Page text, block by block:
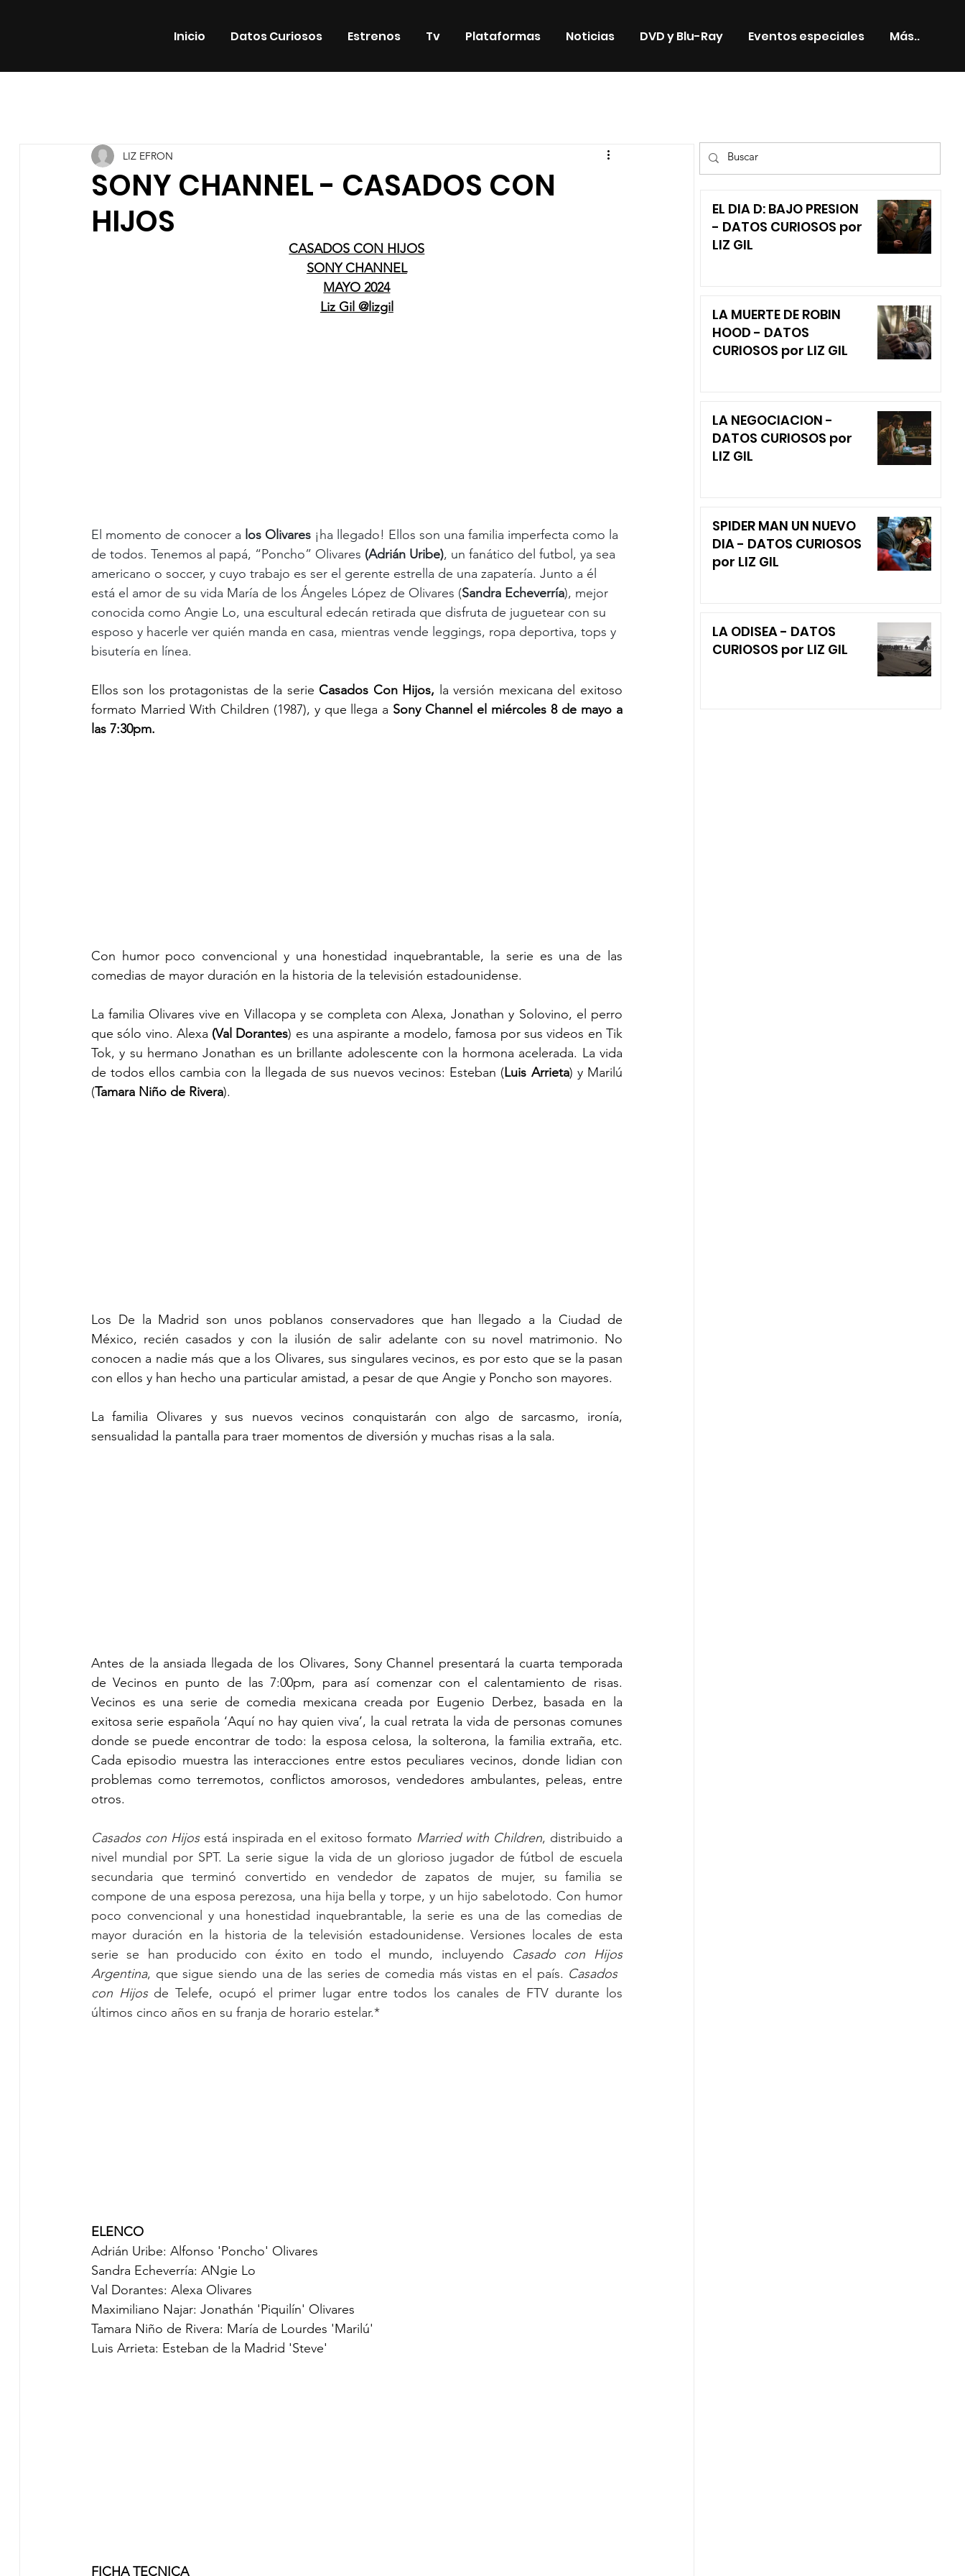
Inicio Datos Curiosos Estrenos Tv Plataformas Noticias DVD y Blu-Ray Eventos especiales Más..
Teatro Plataformas
SONY CHANNEL - CASADOS CON
HIJOS
LIZ EFRON
CASADOS CON HIJOS
SONY CHANNEL
MAYO 2024
Liz Gil @lizgil
El momento de conocer a los Olivares ¡ha llegado! Ellos son una familia imperfecta como la
de todos. Tenemos al papá, “Poncho” Olivares (Adrián Uribe), un fanático del futbol, ya sea
americano o soccer, y cuyo trabajo es ser el gerente estrella de una zapatería. Junto a él
está el amor de su vida María de los Ángeles López de Olivares (Sandra Echeverría), mejor
conocida como Angie Lo, una escultural edecán retirada que disfruta de juguetear con su
esposo y hacerle ver quién manda en casa, mientras vende leggings, ropa deportiva, tops y
bisutería en línea.
Ellos son los protagonistas de la serie Casados Con Hijos, la versión mexicana del exitoso
formato Married With Children (1987), y que llega a Sony Channel el miércoles 8 de mayo a
las 7:30pm.
Con humor poco convencional y una honestidad inquebrantable, la serie es una de las
comedias de mayor duración en la historia de la televisión estadounidense.
La familia Olivares vive en Villacopa y se completa con Alexa, Jonathan y Solovino, el perro
que sólo vino. Alexa (Val Dorantes) es una aspirante a modelo, famosa por sus videos en Tik
Tok, y su hermano Jonathan es un brillante adolescente con la hormona acelerada. La vida
de todos ellos cambia con la llegada de sus nuevos vecinos: Esteban (Luis Arrieta) y Marilú
(Tamara Niño de Rivera).
Los De la Madrid son unos poblanos conservadores que han llegado a la Ciudad de
México, recién casados y con la ilusión de salir adelante con su novel matrimonio. No
conocen a nadie más que a los Olivares, sus singulares vecinos, es por esto que se la pasan
con ellos y han hecho una particular amistad, a pesar de que Angie y Poncho son mayores.
La familia Olivares y sus nuevos vecinos conquistarán con algo de sarcasmo, ironía,
sensualidad la pantalla para traer momentos de diversión y muchas risas a la sala.
Antes de la ansiada llegada de los Olivares, Sony Channel presentará la cuarta temporada
de Vecinos en punto de las 7:00pm, para así comenzar con el calentamiento de risas.
Vecinos es una serie de comedia mexicana creada por Eugenio Derbez, basada en la
exitosa serie española ‘Aquí no hay quien viva’, la cual retrata la vida de personas comunes
donde se puede encontrar de todo: la esposa celosa, la solterona, la familia extraña, etc.
Cada episodio muestra las interacciones entre estos peculiares vecinos, donde lidian con
problemas como terremotos, conflictos amorosos, vendedores ambulantes, peleas, entre
otros.
Casados con Hijos está inspirada en el exitoso formato Married with Children, distribuido a
nivel mundial por SPT. La serie sigue la vida de un glorioso jugador de fútbol de escuela
secundaria que terminó convertido en vendedor de zapatos de mujer, su familia se
compone de una esposa perezosa, una hija bella y torpe, y un hijo sabelotodo. Con humor
poco convencional y una honestidad inquebrantable, la serie es una de las comedias de
mayor duración en la historia de la televisión estadounidense. Versiones locales de esta
serie se han producido con éxito en todo el mundo, incluyendo Casado con Hijos
Argentina, que sigue siendo una de las series de comedia más vistas en el país. Casados ​​
con Hijos de Telefe, ocupó el primer lugar entre todos los canales de FTV durante los
últimos cinco años en su franja de horario estelar.*
ELENCO
Adrián Uribe: Alfonso 'Poncho' Olivares
Sandra Echeverría: ANgie Lo
Val Dorantes: Alexa Olivares
Maximiliano Najar: Jonathán 'Piquilín' Olivares
Tamara Niño de Rivera: María de Lourdes 'Marilú'
Luis Arrieta: Esteban de la Madrid 'Steve'
FICHA TECNICA
EL DIA D: BAJO PRESION
- DATOS CURIOSOS por
LIZ GIL
LA MUERTE DE ROBIN
HOOD - DATOS
CURIOSOS por LIZ GIL
LA NEGOCIACION -
DATOS CURIOSOS por
LIZ GIL
SPIDER MAN UN NUEVO
DIA - DATOS CURIOSOS
por LIZ GIL
LA ODISEA - DATOS
CURIOSOS por LIZ GIL